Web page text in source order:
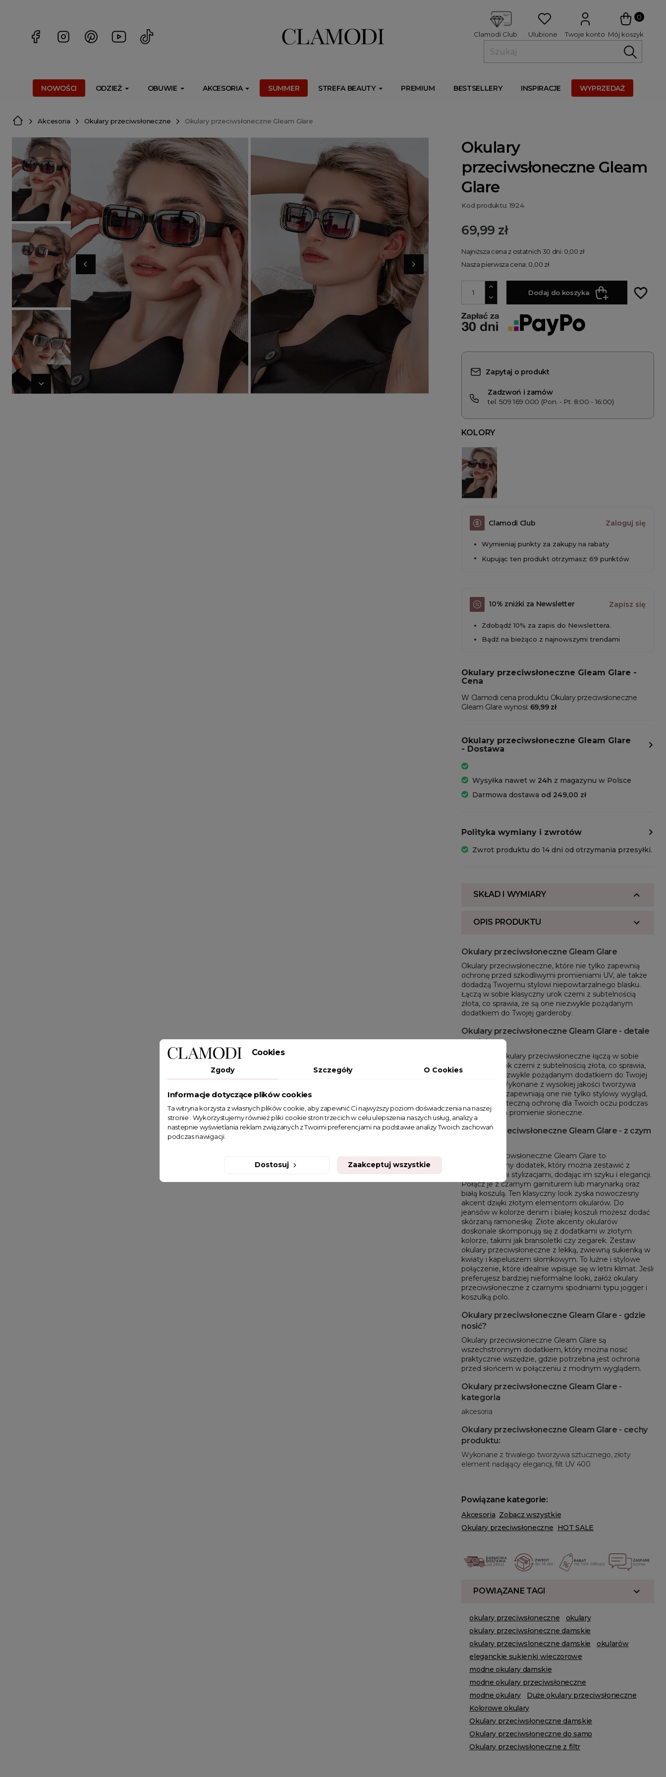
0
Mój koszyk
Twoje konto
Ulubione
Clamodi Club
NOWOŚCI ODZIEŻ OBUWIE AKCESORIA SUMMER STREFA BEAUTY PREMIUM BESTSELLERY INSPIRACJE WYPRZEDAŻ
Akcesoria Okulary przeciwsłoneczne Okulary przeciwsłoneczne Gleam Glare
Okulary
przeciwsłoneczne Gleam
Glare
Kod produktu: 1924
69,99 zł
Najniższa cena z ostatnich 30 dni: 0,00 zł
Nasza pierwsza cena: 0,00 zł
Dodaj do koszyka favorite_border
Zapytaj o produkt
Zadzwoń i zamów
tel. 509 169 000 (Pon. - Pt. 8:00 - 16:00)
KOLORY
Clamodi Club Zaloguj się
Wymieniaj punkty za zakupy na rabaty
Kupując ten produkt otrzymasz: 69 punktów
10% zniżki za Newsletter Zapisz się
Zdobądź 10% za zapis do Newslettera.
Bądź na bieżąco z najnowszymi trendami
Okulary przeciwsłoneczne Gleam Glare -
Cena
W Clamodi cena produktu Okulary przeciwsłoneczne
Gleam Glare wynosi: 69,99 zł
Okulary przeciwsłoneczne Gleam Glare
- Dostawa
Wysyłka nawet w 24h z magazynu w Polsce
Darmowa dostawa od 249,00 zł
Polityka wymiany i zwrotów
Zwrot produktu do 14 dni od otrzymania przesyłki.
SKŁAD I WYMIARY
OPIS PRODUKTU
Okulary przeciwsłoneczne Gleam Glare
Okulary przeciwsłoneczne, które nie tylko zapewnią
ochronę przed szkodliwymi promieniami UV, ale także
dodadzą Twojemu stylowi niepowtarzalnego blasku.
Łączą w sobie klasyczny urok czerni z subtelnością
złota, co sprawia, że są one niezwykle pożądanym
dodatkiem do Twojej garderoby.
Okulary przeciwsłoneczne Gleam Glare - detale
produktu
Eleganckie okulary przeciwsłoneczne łączą w sobie
klasyczny urok czerni z subtelnością złota, co sprawia,
że są one niezwykle pożądanym dodatkiem do Twojej
garderoby. Wykonane z wysokiej jakości tworzywa
sztucznego, zapewniają one nie tylko stylowy wygląd,
ale także skuteczną ochronę dla Twoich oczu podczas
ekspozycji na promienie słoneczne.
Okulary przeciwsłoneczne Gleam Glare - z czym
Okulary przeciwsłoneczne Gleam Glare to
wszechstronny dodatek, który można zestawić z
różnorodnymi stylizacjami, dodając im szyku i elegancji.
Połącz je z czarnym garniturem lub marynarką oraz
białą koszulą. Ten klasyczny look zyska nowoczesny
akcent dzięki złotym elementom okularów. Do
jeansów w kolorze denim i białej koszuli możesz dodać
skórzaną ramoneskę. Złote akcenty okularów
doskonale skomponują się z dodatkami w złotym
kolorze, takimi jak bransoletki czy zegarek. Zestaw
okulary przeciwsłoneczne z lekką, zwiewną sukienką w
kwiaty i kapeluszem słomkowym. To luźne i stylowe
połączenie, które idealnie wpisuje się w letni klimat. Jeśli
preferujesz bardziej nieformalne looki, załóż okulary
przeciwsłoneczne z czarnymi spodniami typu jogger i
koszulką polo.
Okulary przeciwsłoneczne Gleam Glare - gdzie
nosić?
Okulary przeciwsłoneczne Gleam Glare są
wszechstronnym dodatkiem, który można nosić
praktycznie wszędzie, gdzie potrzebna jest ochrona
przed słońcem w połączeniu z modnym wyglądem.
Okulary przeciwsłoneczne Gleam Glare -
kategoria
akcesoria
Okulary przeciwsłoneczne Gleam Glare - cechy
produktu:
Wykonane z trwałego tworzywa sztucznego, złoty
element nadający elegancji, filt UV 400
Powiązane kategorie:
Akcesoria Zobacz wszystkie
Okulary przeciwsłoneczne HOT SALE
POWIĄZANE TAGI
okulary przeciwsłoneczne
okulary
okulary przeciwsłoneczne damskie
okulary przeciwsloneczne damskie
okularów
eleganckie sukienki wieczorowe
modne okulary damskie
modne okulary przeciwsłoneczne
modne okulary
Duże okulary przeciwsłoneczne
Kolorowe okulary
Okulary przeciwsłoneczne damskie
Okulary przeciwsłoneczne do samo
Okulary przeciwsłoneczne z filtr
Cookies
Zgody Szczegóły O Cookies
Informacje dotyczące plików cookies
Ta witryna korzysta z własnych plików cookie, aby zapewnić Ci najwyższy poziom doświadczenia na naszej
stronie . Wykorzystujemy również pliki cookie stron trzecich w celu ulepszenia naszych usług, analizy a
nastepnie wyświetlania reklam związanych z Twoimi preferencjami na podstawie analizy Twoich zachowań
podczas nawigacji.
Dostosuj Zaakceptuj wszystkie